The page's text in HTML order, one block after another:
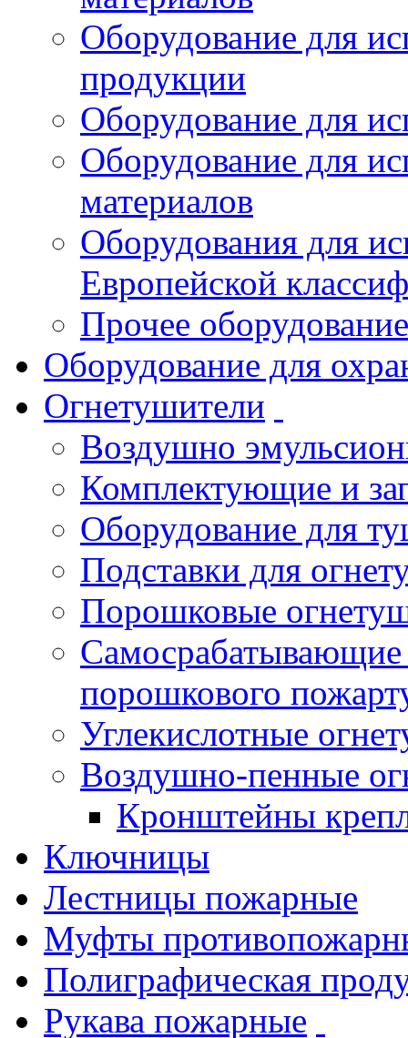
Оборудование для
продукции
Оборудование для
Оборудование для
материалов
Оборудования для
Европейской
Прочее оборудование
Оборудование для
Огнетушители
Воздушно
Комплектующие и
Оборудование для
Подставки для
Порошковые
порошкового
Углекислотные
Воздушно-пенные
Кронштейны
Ключницы
Лестницы пожарные
Муфты
Полиграфическая
Рукава пожарные